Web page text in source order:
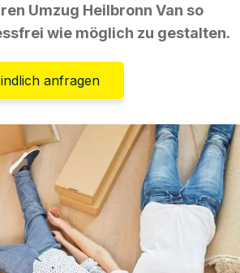
Umzug Heilbronn Van so
wie möglich zu gestalten.
anfragen